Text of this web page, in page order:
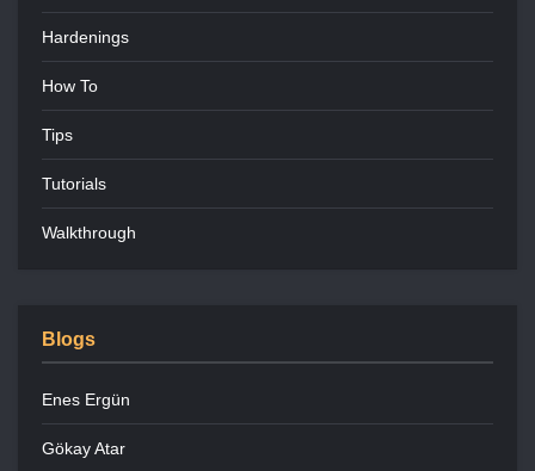
Hardenings
How To
Tips
Tutorials
Walkthrough
Blogs
Enes Ergün
Gökay Atar